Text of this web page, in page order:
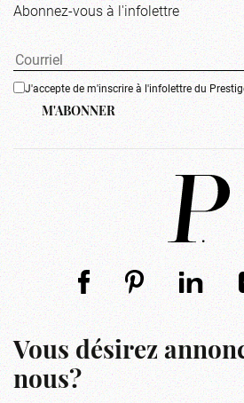
Abonnez-vous à l'infolettre
J'accepte de m'inscrire à l'infolettre du
M'ABONNER
Vous désirez
nous?